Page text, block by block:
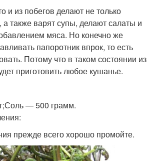
и из побегов делают не только
а также варят супы, делают салаты и
мяса. Но конечно же
папоротник впрок, то есть
Потому что в таком состоянии из
приготовить любое кушанье.
— 500 грамм.
прежде всего хорошо промойте.